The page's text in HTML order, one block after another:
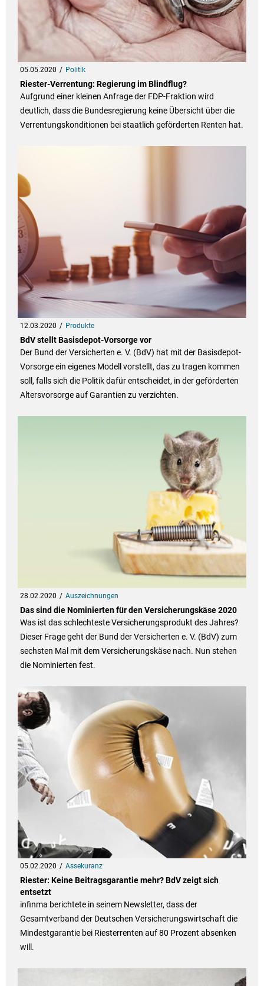
05.05.2020 Politik
Riester-Verrentung: Regierung im Blindflug?
Aufgrund einer kleinen Anfrage der FDP-Fraktion wird
deutlich, dass die Bundesregierung keine Übersicht über die
Verrentungskonditionen bei staatlich geförderten Renten hat.
12.03.2020 Produkte
BdV stellt Basisdepot-Vorsorge vor
Der Bund der Versicherten e. V. (BdV) hat mit der Basisdepot-
Vorsorge ein eigenes Modell vorstellt, das zu tragen kommen
soll, falls sich die Politik dafür entscheidet, in der geförderten
Altersvorsorge auf Garantien zu verzichten.
28.02.2020 Auszeichnungen
Das sind die Nominierten für den Versicherungskäse 2020
Was ist das schlechteste Versicherungsprodukt des Jahres?
Dieser Frage geht der Bund der Versicherten e. V. (BdV) zum
sechsten Mal mit dem Versicherungskäse nach. Nun stehen
die Nominierten fest.
05.02.2020 Assekuranz
Riester: Keine Beitragsgarantie mehr? BdV zeigt sich
entsetzt
infinma berichtete in seinem Newsletter, dass der
Gesamtverband der Deutschen Versicherungswirtschaft die
Mindestgarantie bei Riesterrenten auf 80 Prozent absenken
will.